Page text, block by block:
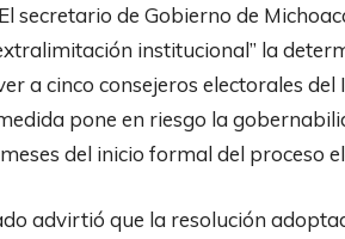
secretario de Gobierno de
institucional” la
a cinco consejeros electorales
pone en riesgo la
del inicio formal del proceso
advirtió que la resolución